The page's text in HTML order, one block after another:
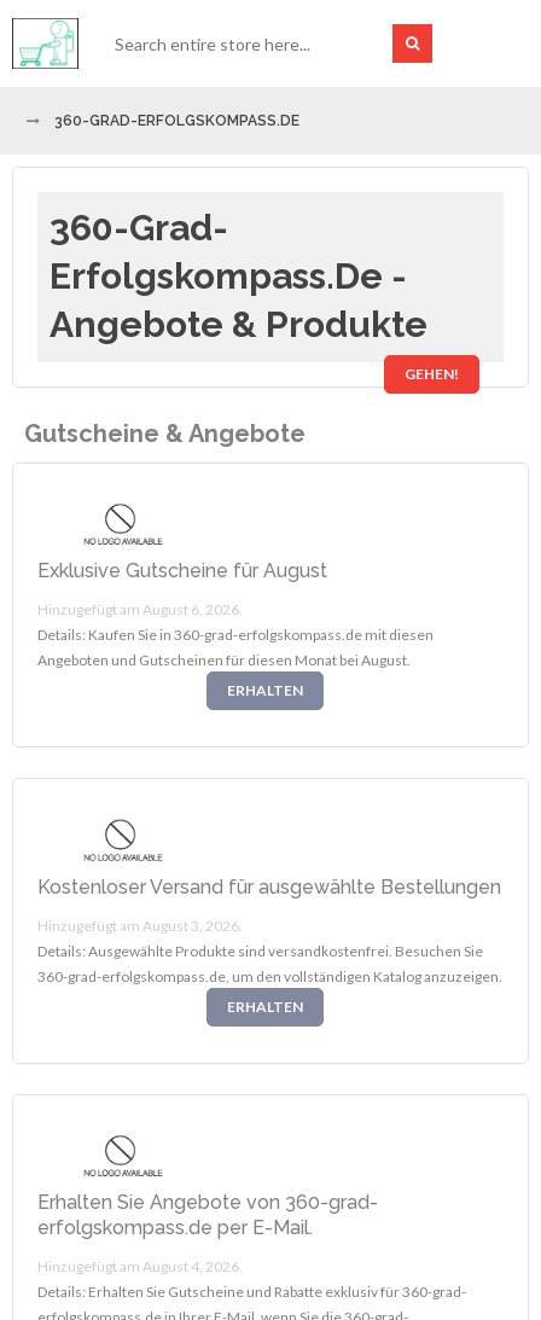
360-GRAD-ERFOLGSKOMPASS.DE
360-Grad-
Erfolgskompass.de -
Angebote & Produkte
GEHEN!
Gutscheine & Angebote
Exklusive Gutscheine für August
Hinzugefügt am August 6, 2026.
Details: Kaufen Sie in 360-grad-erfolgskompass.de mit diesen
Angeboten und Gutscheinen für diesen Monat bei August.
ERHALTEN
Kostenloser Versand für ausgewählte Bestellungen
Hinzugefügt am August 3, 2026.
Details: Ausgewählte Produkte sind versandkostenfrei. Besuchen Sie
360-grad-erfolgskompass.de, um den vollständigen Katalog anzuzeigen.
ERHALTEN
Erhalten Sie Angebote von 360-grad-
erfolgskompass.de per E-Mail.
Hinzugefügt am August 4, 2026.
Details: Erhalten Sie Gutscheine und Rabatte exklusiv für 360-grad-